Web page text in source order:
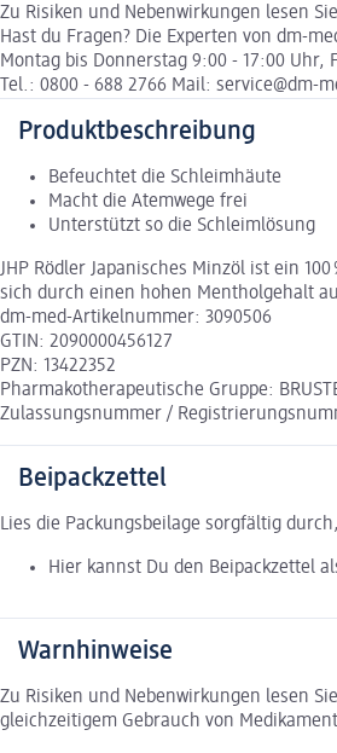
Zu Risiken und Nebenwirkungen lesen
Hast du Fragen? Die Experten von dm-
Montag bis Donnerstag 9:00 - 17:00 Uhr,
Tel.: 0800 - 688 2766 Mail: service@dm-
Produktbeschreibung
Befeuchtet die Schleimhäute
Macht die Atemwege frei
Unterstützt so die Schleimlösung
JHP Rödler Japanisches Minzöl ist ein
sich durch einen hohen Mentholgehalt
dm-med-Artikelnummer: 3090506
GTIN: 2090000456127
PZN: 13422352
Pharmakotherapeutische Gruppe:
Zulassungsnummer /
Beipackzettel
Lies die Packungsbeilage sorgfältig
Hier kannst Du den Beipackzettel
Warnhinweise
Zu Risiken und Nebenwirkungen lesen
gleichzeitigem Gebrauch von